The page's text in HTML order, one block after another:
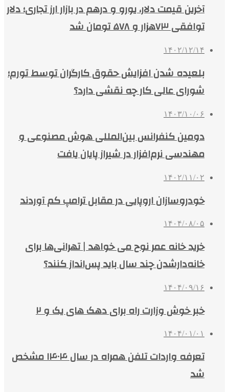
آخرین قیمت دلار، یورو و درهم در بازار ارز تجاری؛ دلار
توافقی ۷۳هزار و ۵۷۸ تومان شد
۱۴۰۲/۱۲/۱۴
بلعیده شدن افزایش حقوق کارگران توسط تورم؛
شورای عالی کار چه نقشی دارد؟
۱۴۰۳/۱۰/۰۶
دومین کنفرانس بین‌المللی هوش مصنوعی و
مهندسی نرم‌افزار در شیراز پایان یافت
۱۴۰۲/۱۱/۰۲
خودروسازان اروپایی در مقابل ترامپ کم آوردند
۱۴۰۴/۰۸/۰۵
خرید خانه عمر نوح می خواهد | تهرانی‌ها برای
خانه‌دارشدن چند سال باید پس‌انداز کنند؟
۱۴۰۴/۰۹/۱۶
خبر خوش وزارت راه برای دهک های یک و ۲
۱۴۰۴/۰۱/۰۱
تعرفه واردات تلفن همراه در سال ۱۴۰۴ مشخص
شد